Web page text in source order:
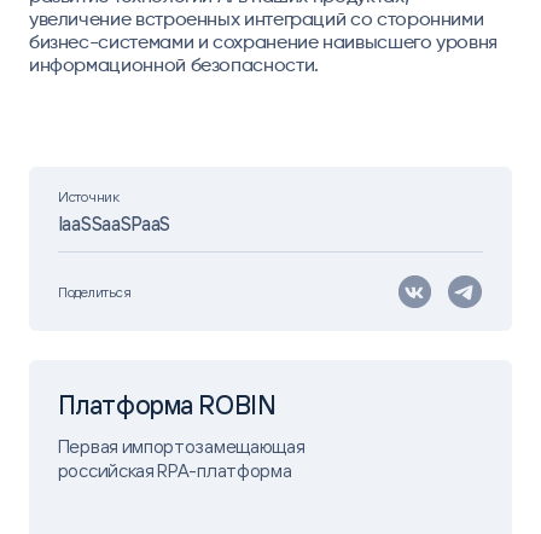
Источник
IaaSSaaSPaaS
Поделиться
увеличение встроенных интеграций со сторонними
бизнес-системами и сохранение наивысшего уровня
информационной безопасности.
Платформа ROBIN
Первая импортозамещающая
российская RPA-платформа